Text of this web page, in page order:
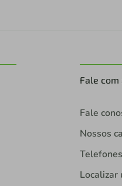
Fale com
Fale
Nossos
Telefones
Localizar